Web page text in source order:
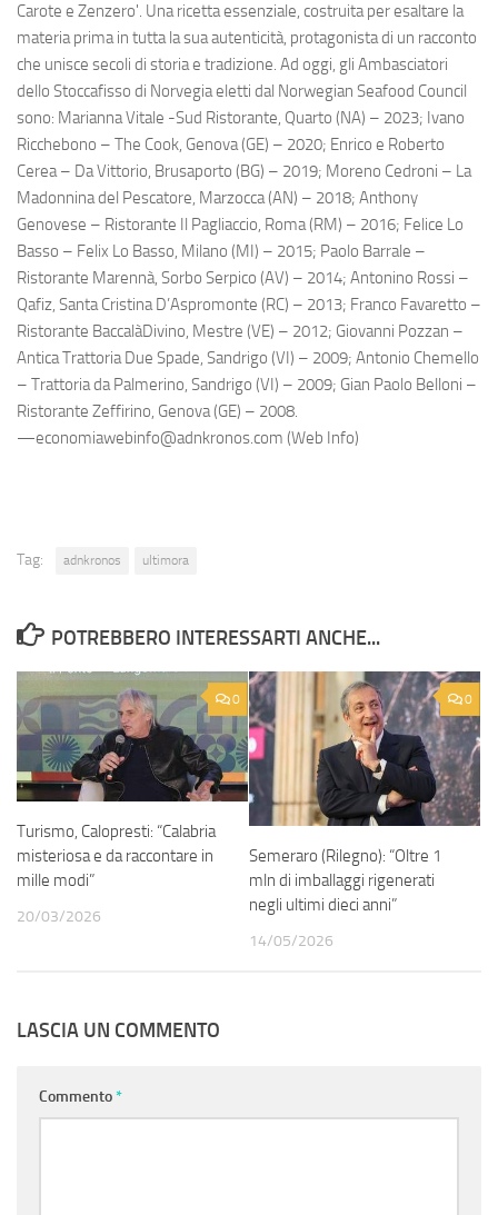
Carote e Zenzero'. Una ricetta essenziale, costruita per esaltare la
materia prima in tutta la sua autenticità, protagonista di un racconto
che unisce secoli di storia e tradizione. Ad oggi, gli Ambasciatori
dello Stoccafisso di Norvegia eletti dal Norwegian Seafood Council
sono: Marianna Vitale -Sud Ristorante, Quarto (NA) – 2023; Ivano
Ricchebono – The Cook, Genova (GE) – 2020; Enrico e Roberto
Cerea – Da Vittorio, Brusaporto (BG) – 2019; Moreno Cedroni – La
Madonnina del Pescatore, Marzocca (AN) – 2018; Anthony
Genovese – Ristorante Il Pagliaccio, Roma (RM) – 2016; Felice Lo
Basso – Felix Lo Basso, Milano (MI) – 2015; Paolo Barrale –
Ristorante Marennà, Sorbo Serpico (AV) – 2014; Antonino Rossi –
Qafiz, Santa Cristina D’Aspromonte (RC) – 2013; Franco Favaretto –
Ristorante BaccalàDivino, Mestre (VE) – 2012; Giovanni Pozzan –
Antica Trattoria Due Spade, Sandrigo (VI) – 2009; Antonio Chemello
– Trattoria da Palmerino, Sandrigo (VI) – 2009; Gian Paolo Belloni –
Ristorante Zeffirino, Genova (GE) – 2008.
—economiawebinfo@adnkronos.com (Web Info)
Tag: adnkronos ultimora
POTREBBERO INTERESSARTI ANCHE...
0
Turismo, Calopresti: “Calabria
misteriosa e da raccontare in
mille modi”
20/03/2026
0
Semeraro (Rilegno): “Oltre 1
mln di imballaggi rigenerati
negli ultimi dieci anni”
14/05/2026
LASCIA UN COMMENTO
Commento*